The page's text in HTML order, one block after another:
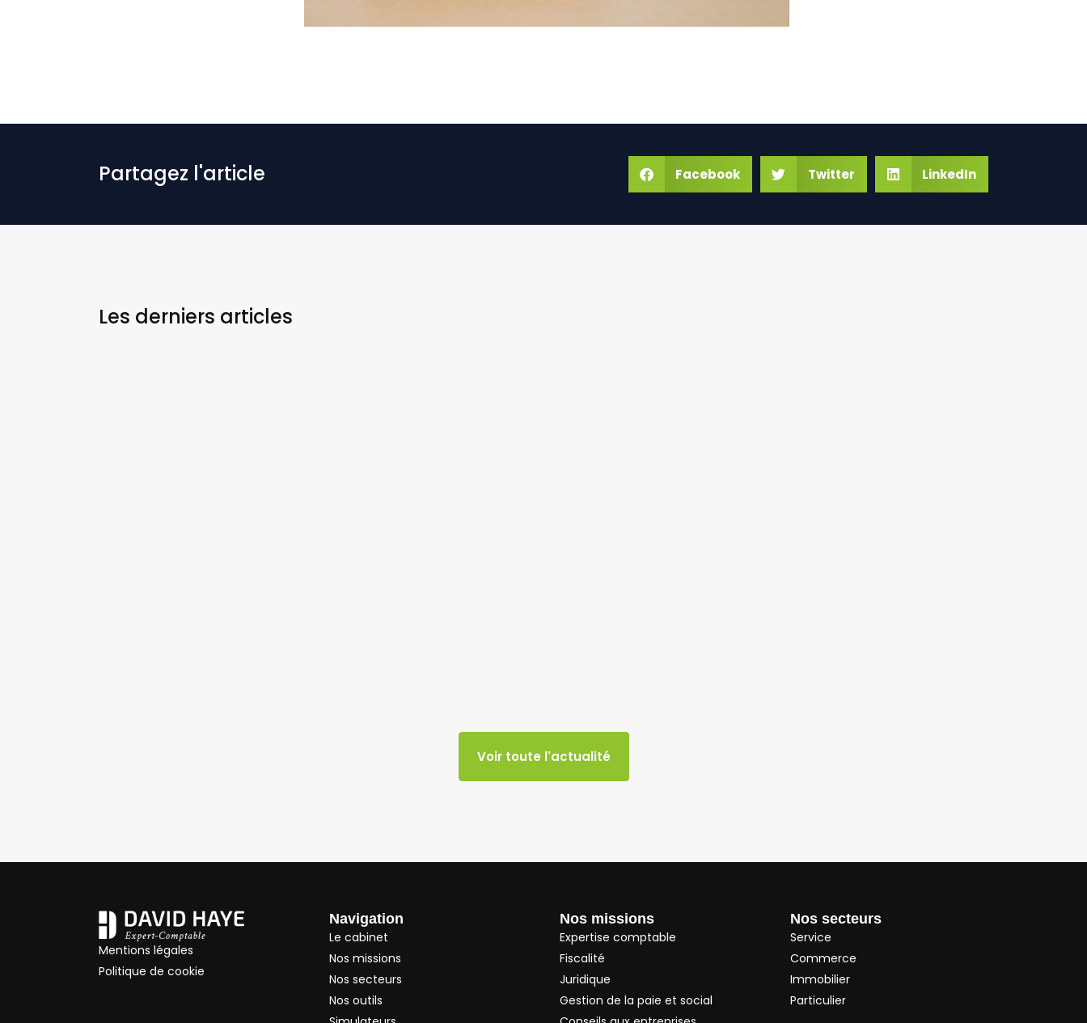
Partagez l'article Facebook Twitter LinkedIn
Les derniers articles
Voir toute l'actualité
Mentions légales
Politique de cookie
Navigation
Le cabinet
Nos missions
Nos secteurs
Nos outils
Nos missions
Expertise comptable
Fiscalité
Juridique
Gestion de la paie et social
Nos secteurs
Service
Commerce
Immobilier
Particulier